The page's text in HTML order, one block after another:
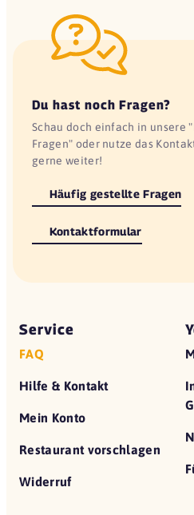
Du hast noch Fragen?
Schau doch einfach in unsere
Fragen" oder nutze das
gerne weiter!
Häufig gestellte Fragen
Kontaktformular
Service
FAQ
Hilfe & Kontakt
Mein Konto
Restaurant vorschlagen
Widerruf